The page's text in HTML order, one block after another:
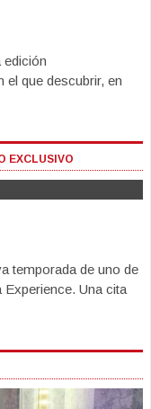
edición
el que descubrir, en
EXCLUSIVO
temporada de uno de
Una cita